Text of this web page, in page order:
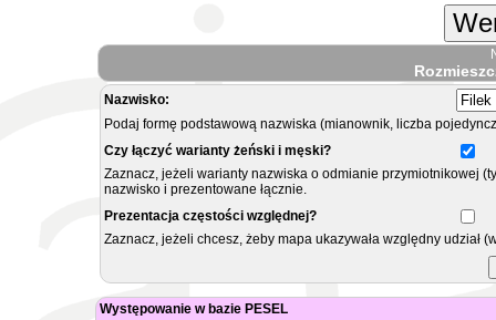
Nazwisko:
Podaj formę podstawową nazwiska (mianownik, liczba
Czy łączyć warianty żeński i męski?
Zaznacz, jeżeli warianty nazwiska o odmianie przymiotnikowej
nazwisko i prezentowane łącznie.
Prezentacja częstości względnej?
Zaznacz, jeżeli chcesz, żeby mapa ukazywała względny
Występowanie w bazie PESEL